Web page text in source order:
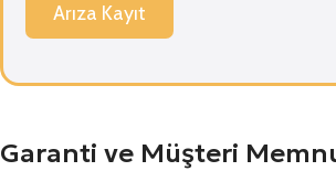
Arıza Kayıt
Garanti ve Müşteri